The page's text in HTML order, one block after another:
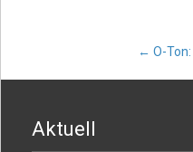
Post
← O-
Aktuell